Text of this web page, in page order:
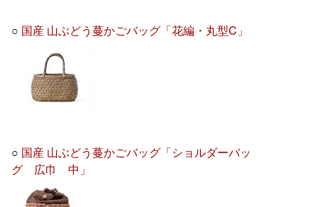
○ 国産 山ぶどう蔓かごバッグ「花編・丸型C」
○ 国産 山ぶどう蔓かごバッグ「ショルダーバッ
グ 広巾 中」